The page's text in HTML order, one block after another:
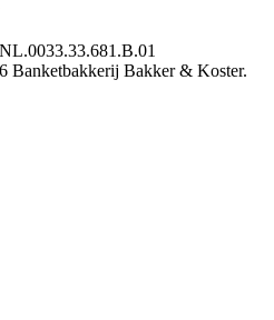
Banketbakkerij Bakker & Koster.